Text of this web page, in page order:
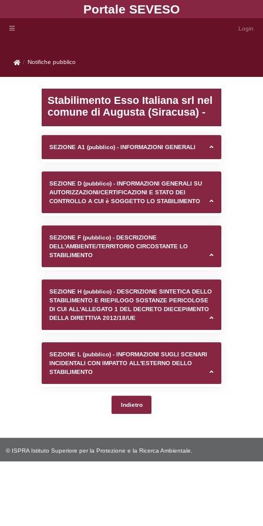
Portale
Notifiche pubblico
Notifiche pubblico
Stabilimento Esso
comune di Augusta
SEZIONE A1 (pubblico) - INFORMAZIONI
SEZIONE D (pubblico) - INFORMAZIONI
AUTORIZZAZIONI/CERTIFICAZIONI E
CONTROLLO A CUI è SOGGETTO LO
SEZIONE F (pubblico) - DESCRIZIONE
SEZIONE H (pubblico) - DESCRIZIONE
STABILIMENTO E RIEPILOGO SOSTANZE